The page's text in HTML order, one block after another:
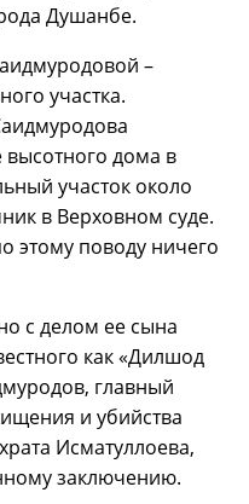
Душанбе.
–
участка.
дома в
участок около
в Верховном суде.
этому поводу ничего
с делом ее сына
как «Дилшод
главный
и убийства
Исматуллоева,
заключению.